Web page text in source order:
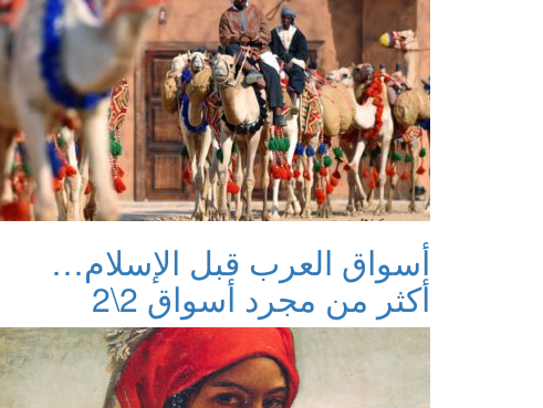
أسواق العرب قبل الإسلام…
أكثر من مجرد أسواق 2\2